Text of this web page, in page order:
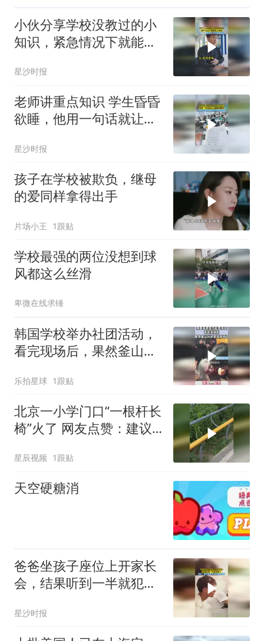
小伙分享学校没教过的小
知识，紧急情况下就能派
下次必须试试
星沙时报
老师讲重点知识 学生昏昏
欲睡，他用一句话就让大
谁能拒绝老师的八卦
星沙时报
孩子在学校被欺负，继母
的爱同样拿得出手
片场小王 1跟贴
学校最强的两位没想到球
风都这么丝滑
卑微在线求锤
韩国学校举办社团活动，
看完现场后，果然釜山行
乐拍星球 1跟贴
北京一小学门口“一根杆长
椅”火了 网友点赞：建议
星辰视频 1跟贴
天空硬糖消
爸爸坐孩子座位上开家长
会，结果听到一半就犯困
子是复印件
星沙时报